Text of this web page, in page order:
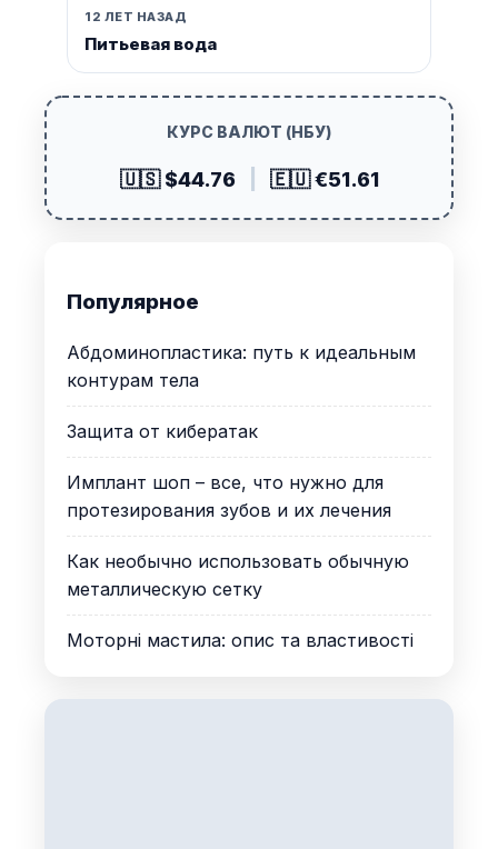
12 ЛЕТ НАЗАД
Питьевая вода
КУРС ВАЛЮТ (НБУ)
🇺🇸 $44.76 🇪🇺 €51.61
Популярное
Абдоминопластика: путь к идеальным
контурам тела
Защита от кибератак
Имплант шоп – все, что нужно для
протезирования зубов и их лечения
Как необычно использовать обычную
металлическую сетку
Моторні мастила: опис та властивості